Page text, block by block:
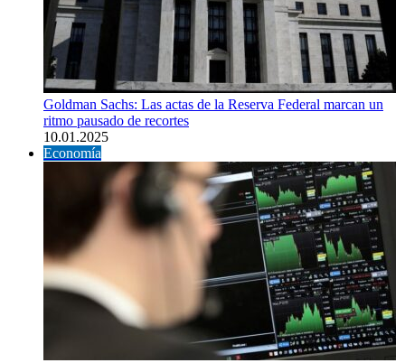
Goldman Sachs: Las actas de la Reserva Federal marcan un
ritmo pausado de recortes
10.01.2025
Economía